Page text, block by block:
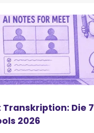
Die 7
2026